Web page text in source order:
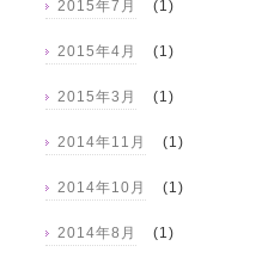
2015年7月 (1)
2015年4月 (1)
2015年3月 (1)
2014年11月 (1)
2014年10月 (1)
2014年8月 (1)